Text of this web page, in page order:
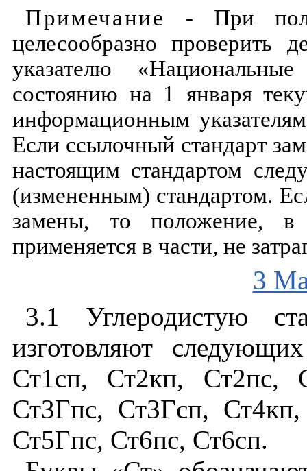
Примечание - При
целесообразно
проверить
указателю
«Национальные
состоянию на 1 января
информационным указателям
Если ссылочный стандарт
настоящим стандартом
(измененным) стандартом.
замены, то положение, в
применяется в части, не
3
3.1 Углеродистую
изготовляют
следующих
Ст1сп, Ст2кп, Ст2пс,
Ст3Гпс, Ст3Гсп, Ст4кп
Ст5Гпс, Ст6пс, Ст6сп.